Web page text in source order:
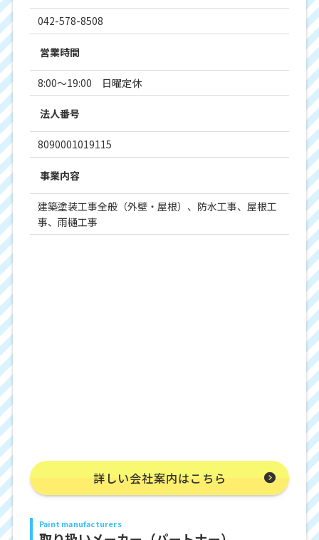
042-578-8508
営業時間
8:00～19:00 日曜定休
法人番号
8090001019115
事業内容
建築塗装工事全般（外壁・屋根）、防水工事、屋根工
事、雨樋工事
詳しい会社案内はこちら
Paint manufacturers